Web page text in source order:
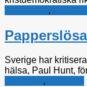
,
Sverige har
hälsa, Paul Hunt,
,